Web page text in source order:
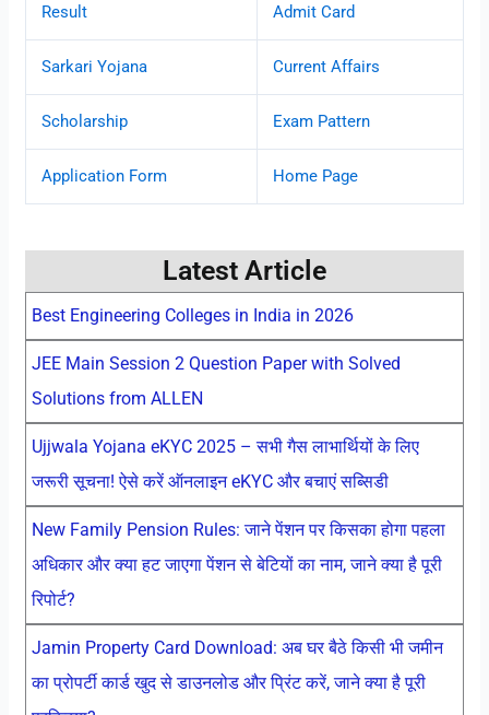
Result Admit Card
Sarkari Yojana Current Affairs
Scholarship Exam Pattern
Application Form Home Page
Latest Article
Best Engineering Colleges in India in 2026
JEE Main Session 2 Question Paper with Solved
Solutions from ALLEN
Ujjwala Yojana eKYC 2025 – सभी गैस लाभार्थियों के लिए
जरूरी सूचना! ऐसे करें ऑनलाइन eKYC और बचाएं सब्सिडी
New Family Pension Rules: जाने पेंशन पर किसका होगा पहला
अधिकार और क्या हट जाएगा पेंशन से बेटियों का नाम, जाने क्या है पूरी
रिपोर्ट?
Jamin Property Card Download: अब घर बैठे किसी भी जमीन
का प्रोपर्टी कार्ड खुद से डाउनलोड और प्रिंट करें, जाने क्या है पूरी